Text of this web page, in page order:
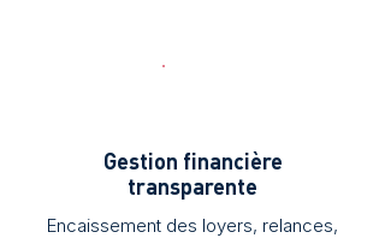
Gestion financière
transparente
Encaissement des loyers, relances,